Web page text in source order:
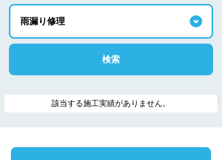
該当する施工実績がありません。